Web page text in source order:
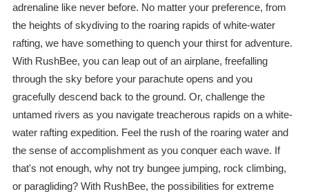
adrenaline like never before. No matter your preference, from
the heights of skydiving to the roaring rapids of white-water
rafting, we have something to quench your thirst for adventure.
With RushBee, you can leap out of an airplane, freefalling
through the sky before your parachute opens and you
gracefully descend back to the ground. Or, challenge the
untamed rivers as you navigate treacherous rapids on a white-
water rafting expedition. Feel the rush of the roaring water and
the sense of accomplishment as you conquer each wave. If
that's not enough, why not try bungee jumping, rock climbing,
or paragliding? With RushBee, the possibilities for extreme